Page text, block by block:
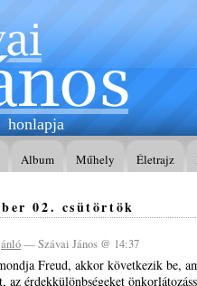
honlapja
Album Műhely Életrajz
02. csütörtök
— Szávai János @ 14:37
Freud, akkor következik be,
az érdekkülönbségeket